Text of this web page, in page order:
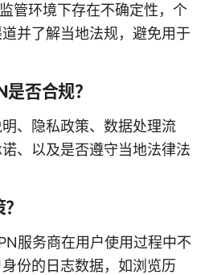
管环境下存在不确定性，个
并了解当地法规，避免用于
否合规？
、隐私政策、数据处理流
、以及是否遵守当地法律法
服务商在用户使用过程中不
份的日志数据，如浏览历